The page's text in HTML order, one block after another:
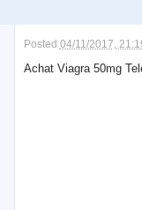
Posted 04/11/2017,
Achat Viagra 50mg